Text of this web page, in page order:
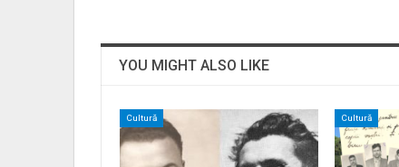
YOU MIGHT ALSO LIKE
Cultură Cultură